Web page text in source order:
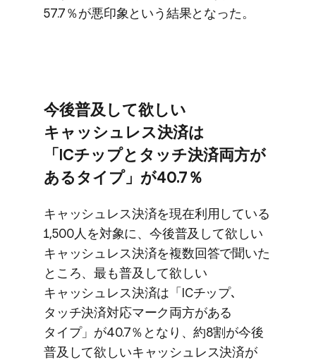
57.7％が​悪印象と​いう​結果と​なった。
今後​普及して​欲しい​
キャッシュレス決済は​
「ICチップと​タッチ決済両方が​
ある​タイプ」が​40.7％
キャッシュレス決済を​現在利用している​
1,500人を​対象に、​今後​普及して​欲しい​
キャッシュレス決済を​複数回答で​聞いた​
ところ、​最も​普及して​欲しい​
キャッシュレス決済は​「ICチップ､
タッチ決済対応マーク両方が​ある​
タイプ」が​40.7％と​なり、​約8割が​今後​
普及して​欲しい​キャッシュレス決済が​